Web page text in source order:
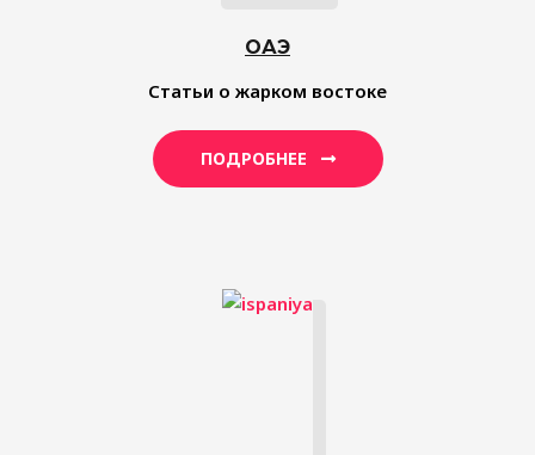
ОАЭ
Статьи о жарком востоке
ПОДРОБНЕЕ